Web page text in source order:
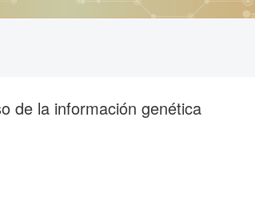
de la información genética